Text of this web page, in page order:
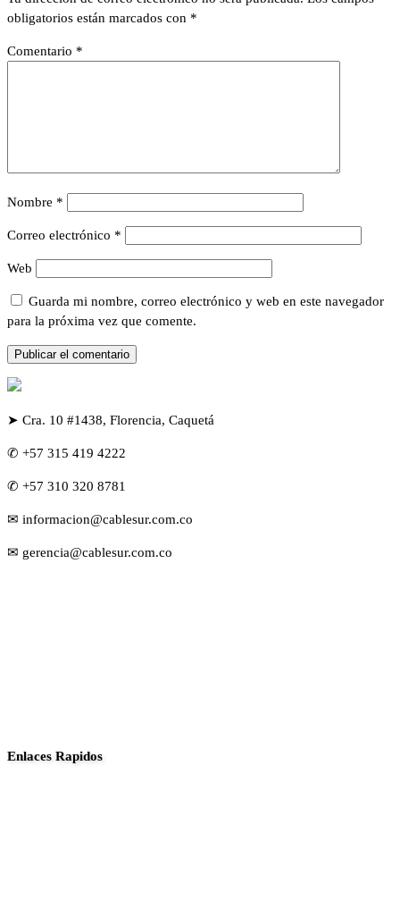
obligatorios están marcados con *
Comentario *
Nombre *
Correo electrónico *
Web
Guarda mi nombre, correo electrónico y web en este navegador
para la próxima vez que comente.
➤ Cra. 10 #1438, Florencia, Caquetá
✆ +57 315 419 4222
✆ +57 310 320 8781
✉ informacion@cablesur.com.co
✉ gerencia@cablesur.com.co
Enlaces Rapidos